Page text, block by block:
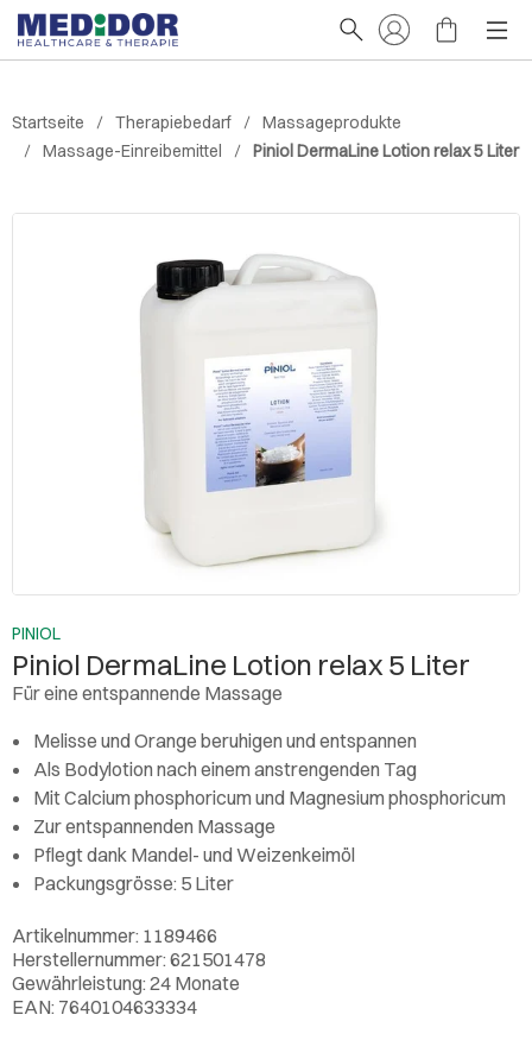
Startseite Therapiebedarf
Massageprodukte
Massage-Einreibemittel
Piniol DermaLine Lotion relax 5 Liter
PINIOL
Piniol DermaLine Lotion relax 5 Liter
Für eine entspannende Massage
Melisse und Orange beruhigen und entspannen
Als Bodylotion nach einem anstrengenden Tag
Mit Calcium phosphoricum und Magnesium phosphoricum
Zur entspannenden Massage
Pflegt dank Mandel- und Weizenkeimöl
Packungsgrösse: 5 Liter
Artikelnummer: 1189466
Herstellernummer: 621501478
Gewährleistung: 24 Monate
EAN: 7640104633334